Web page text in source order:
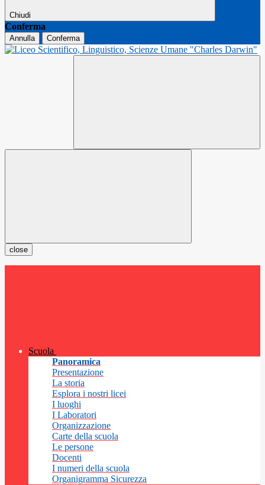
Chiudi
Conferma
Annulla Conferma
close
Scuola
Panoramica
Presentazione
La storia
Esplora i nostri licei
I luoghi
I Laboratori
Organizzazione
Carte della scuola
Le persone
Docenti
I numeri della scuola
Organigramma Sicurezza